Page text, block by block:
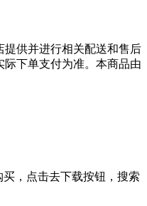
供并进行相关配送和售后
下单支付为准。本商品由
，点击去下载按钮，搜索